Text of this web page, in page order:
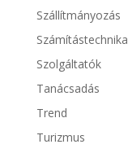
Szállítmányozás
Számítástechnika
Szolgáltatók
Tanácsadás
Trend
Turizmus